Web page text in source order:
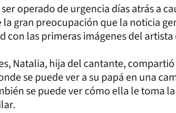
operado de urgencia días atrás a
gran preocupación que la noticia
con las primeras imágenes del
Natalia, hija del cantante,
se puede ver a su papá en una
se puede ver cómo ella le toma